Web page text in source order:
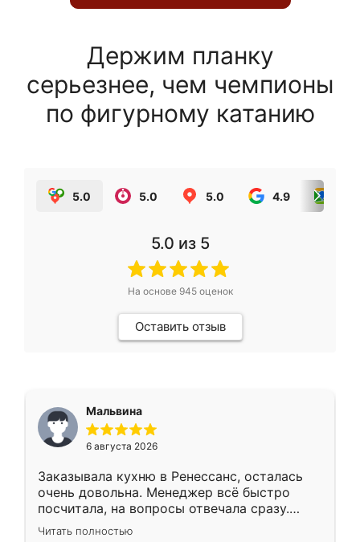
Держим планку
серьезнее, чем чемпионы
по фигурному катанию
5.0 5.0 5.0 4.9
5.0 из 5
На основе 945оценок
Оставить отзыв
Мальвина
6 августа 2026
Заказывала кухню в Ренессанс, осталась
очень довольна. Менеджер всё быстро
посчитала, на вопросы отвечала сразу.
Замерщик приехал в субботу, подошёл к
Читать полностью